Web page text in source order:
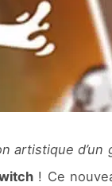
artistique d’un
! Ce